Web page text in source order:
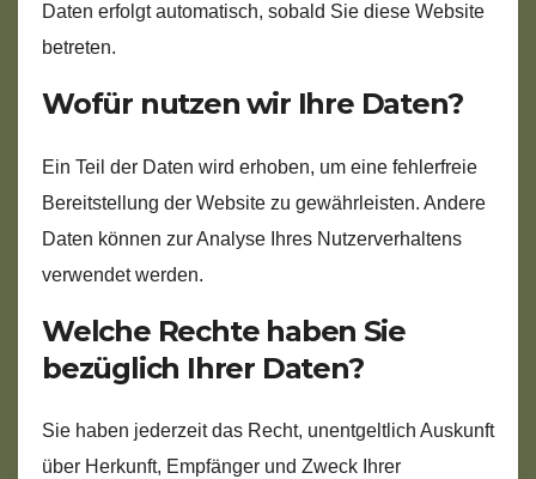
Daten erfolgt automatisch, sobald Sie diese Website
betreten.
Wofür nutzen wir Ihre Daten?
Ein Teil der Daten wird erhoben, um eine fehlerfreie
Bereitstellung der Website zu gewährleisten. Andere
Daten können zur Analyse Ihres Nutzerverhaltens
verwendet werden.
Welche Rechte haben Sie
bezüglich Ihrer Daten?
Sie haben jederzeit das Recht, unentgeltlich Auskunft
über Herkunft, Empfänger und Zweck Ihrer